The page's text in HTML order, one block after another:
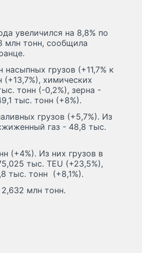
увеличился на 8,8% по
млн тонн, сообщила
грузов (+11,7% к
(+13,7%), химических
тонн (-0,2%), зерна -
тыс. тонн (+8%).
грузов (+5,7%). Из
газ - 48,8 тыс.
(+4%). Из них грузов в
тыс. TEU (+23,5%),
тыс. тонн (+8,1%).
млн тонн.